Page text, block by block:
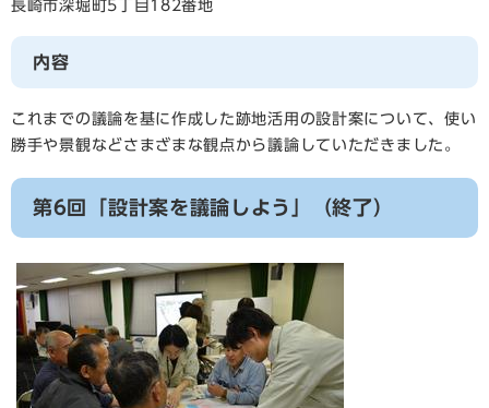
長崎市深堀町5丁目182番地
内容
これまでの議論を基に作成した跡地活用の設計案について、使い
勝手や景観などさまざまな観点から議論していただきました。
第6回「設計案を議論しよう」（終了）